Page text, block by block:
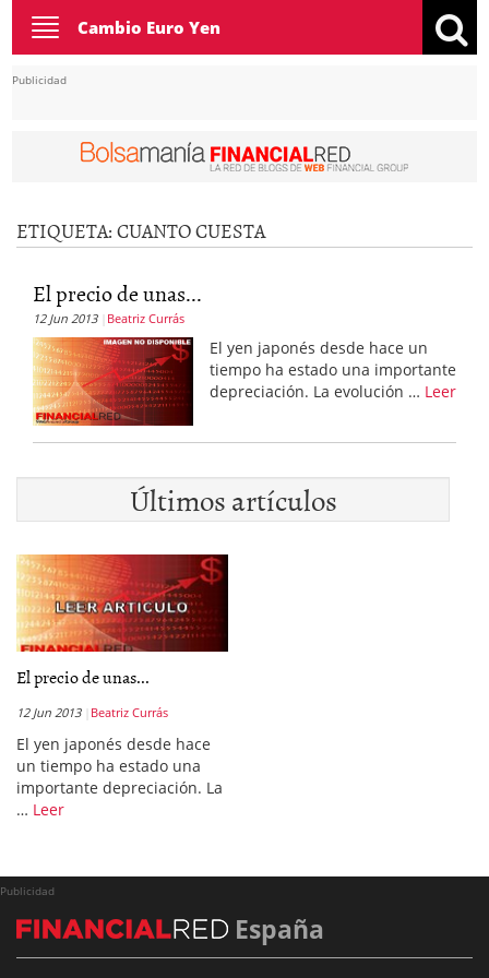
Toggle
navigation
Cambio Euro Yen
Publicidad
ETIQUETA:CUANTO CUESTA
El precio de unas...
12 Jun 2013 Beatriz Currás
El yen japonés desde hace un
tiempo ha estado una importante
depreciación. La evolución … Leer
Últimos artículos
El precio de unas...
12 Jun 2013 Beatriz Currás
El yen japonés desde hace
un tiempo ha estado una
importante depreciación. La
… Leer
Publicidad
España